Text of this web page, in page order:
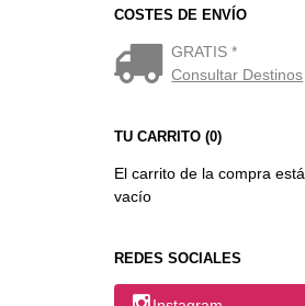
COSTES DE ENVÍO
GRATIS *
Consultar Destinos
TU CARRITO (0)
El carrito de la compra está
vacío
REDES SOCIALES